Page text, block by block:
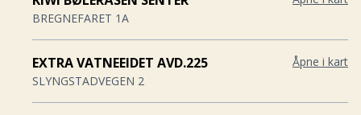
BREGNEFARET 1A
EXTRA VATNEEIDET AVD.225
SLYNGSTADVEGEN 2
Åpne i kart